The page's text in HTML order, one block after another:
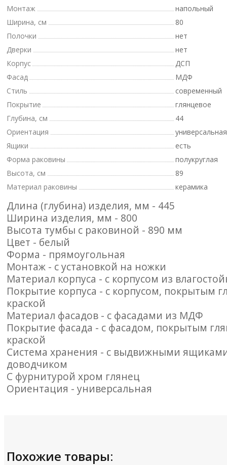
Монтаж
напольный
Ширина, см
80
Полочки
нет
Дверки
нет
Корпус
ДСП
Фасад
МДФ
Стиль
современный
Покрытие
глянцевое
Глубина, см
44
Ориентация
универсальная
Ящики
есть
Форма раковины
полукруглая
Высота, см
89
Материал раковины
керамика
Длина (глубина) изделия, мм - 445
Ширина изделия, мм - 800
Высота тумбы с раковиной - 890 мм
Цвет - белый
Форма - прямоугольная
Монтаж - с установкой на ножки
Материал корпуса - с корпусом из
Покрытие корпуса - с корпусом, покрытым
краской
Материал фасадов - с фасадами из МДФ
Покрытие фасада - с фасадом, покрытым
краской
Система хранения - с выдвижными
доводчиком
С фурнитурой хром глянец
Ориентация - универсальная
Похожие товары: